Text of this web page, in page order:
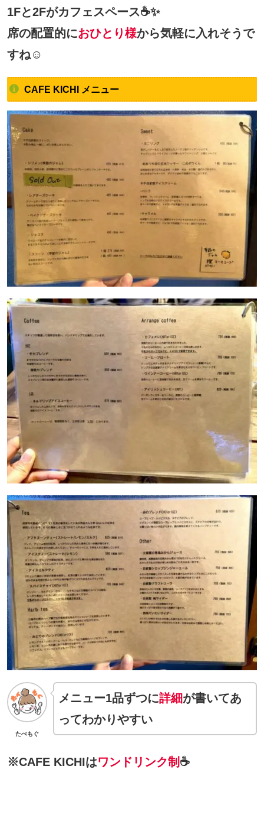
1Fと2Fがカフェスペース☕✨
席の配置的におひとり様から気軽に入れそうで
すね☺
CAFE KICHI メニュー
たべもぐ
メニュー1品ずつに詳細が書いてあ
ってわかりやすい
※CAFE KICHIはワンドリンク制 ☕